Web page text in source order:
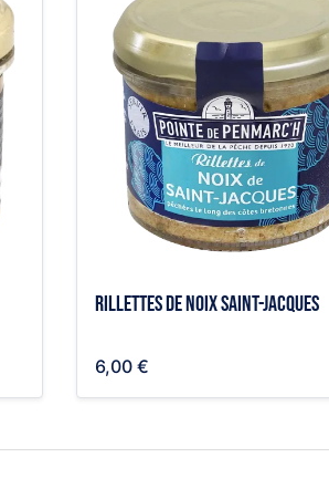
Rillettes de noix Saint-Jacques
6,00 €